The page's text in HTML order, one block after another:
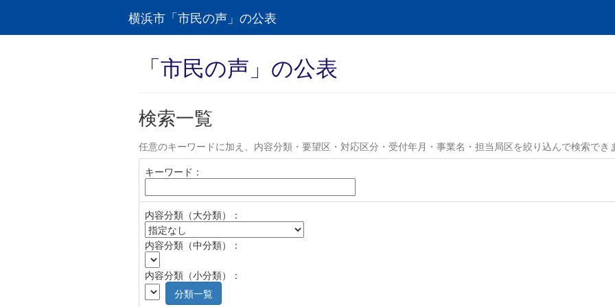
横浜市「市民の声」の公表
「市民の声」の公表
検索一覧
任意のキーワードに加え、内容分類・要望区・対応区分・受付年月・事業名・担当局区を絞り込んで検索でき
キーワード：
内容分類（大分類）：
内容分類（中分類）：
内容分類（小分類）：
分類一覧